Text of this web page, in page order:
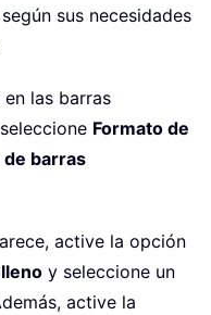
sus necesidades
las barras
Formato de
de barras
active la opción
y seleccione un
active la